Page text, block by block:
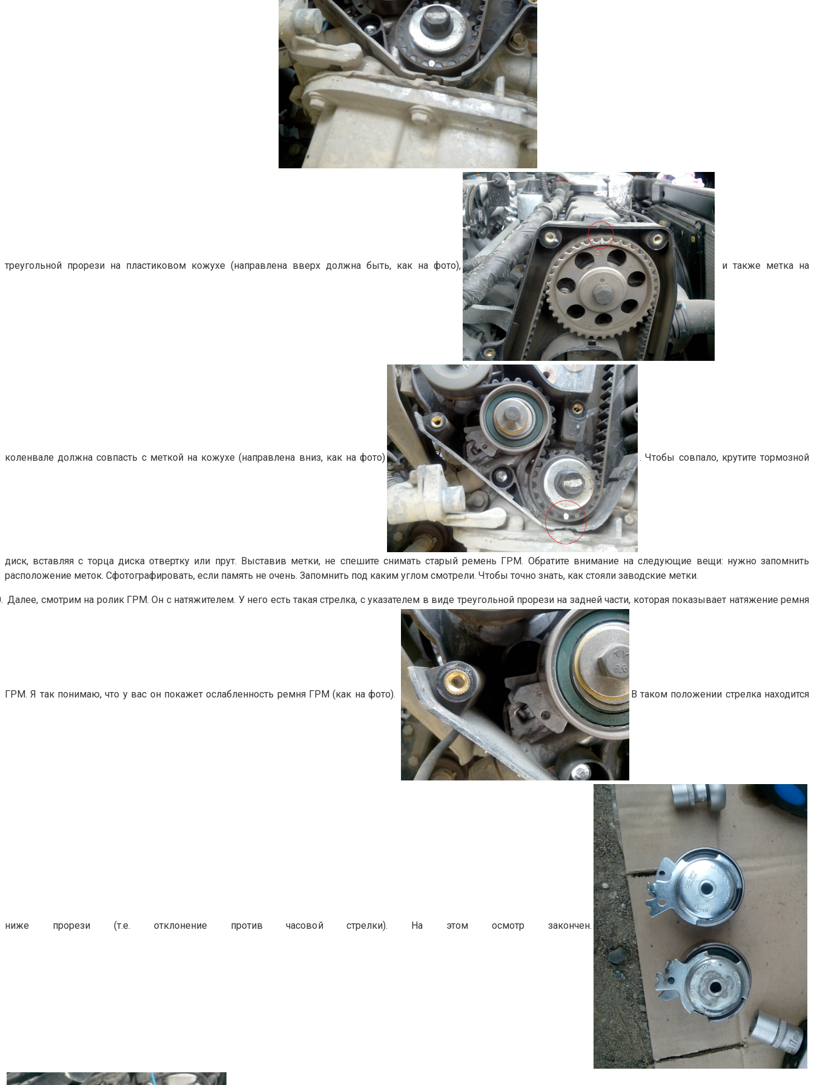
треугольной прорези на пластиковом кожухе (направлена вверх должна быть, как на фото), и также метка на
коленвале должна совпасть с меткой на кожухе (направлена вниз, как на фото) . Чтобы совпало, крутите тормозной
диск, вставляя с торца диска отвертку или прут. Выставив метки, не спешите снимать старый ремень ГРМ. Обратите внимание на следующие вещи: нужно запомнить
расположение меток. Сфотографировать, если память не очень. Запомнить под каким углом смотрели. Чтобы точно знать, как стояли заводские метки.
Далее, смотрим на ролик ГРМ. Он с натяжителем. У него есть такая стрелка, с указателем в виде треугольной прорези на задней части, которая показывает натяжение ремня
ГРМ. Я так понимаю, что у вас он покажет ослабленность ремня ГРМ (как на фото). В таком положении стрелка находится
ниже прорези (т.е. отклонение против часовой стрелки). На этом осмотр закончен.